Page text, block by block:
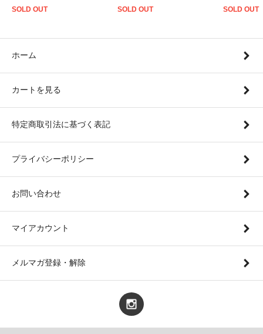
SOLD OUT
SOLD OUT
SOLD OUT
ホーム
カートを見る
特定商取引法に基づく表記
プライバシーポリシー
お問い合わせ
マイアカウント
メルマガ登録・解除